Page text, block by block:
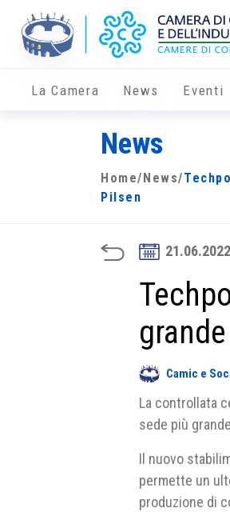
La Camera News Eventi
News
Home/ News/
Pilsen
21.06.2022
Camic e
La controllata
sede più
Il nuovo
permette un
produzione di